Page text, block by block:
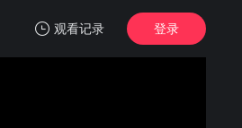
观看记录 登录